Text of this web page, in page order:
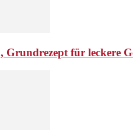
Grundrezept für leckere